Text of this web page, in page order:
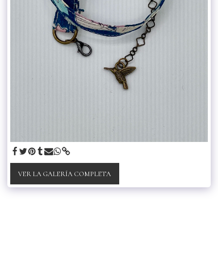
VER LA GALERÍA COMPLETA